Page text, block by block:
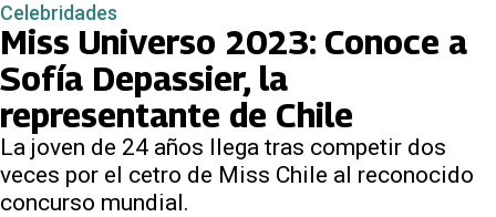
Celebridades
Miss Universo 2023: Conoce a
Sofía Depassier, la
representante de Chile
La joven de 24 años llega tras competir dos
veces por el cetro de Miss Chile al reconocido
concurso mundial.